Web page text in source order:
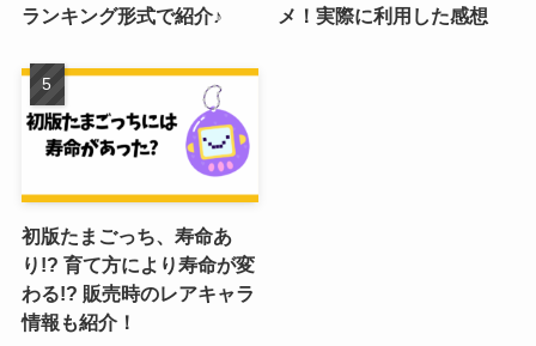
ランキング形式で紹介♪
メ！実際に利用した感想
初版たまごっち、寿命あ
り!? 育て方により寿命が変
わる!? 販売時のレアキャラ
情報も紹介！